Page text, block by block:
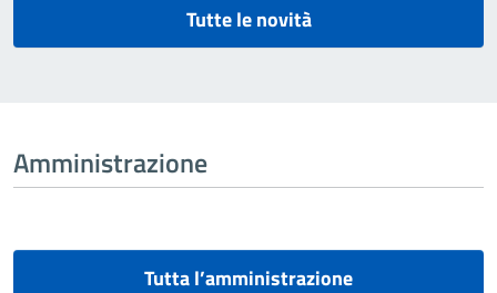
Tutte le novità
Amministrazione
Tutta l’amministrazione